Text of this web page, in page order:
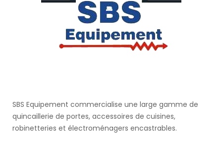
SBS Equipement commercialise une large gamme de
quincaillerie de portes, accessoires de cuisines,
robinetteries et électroménagers encastrables.